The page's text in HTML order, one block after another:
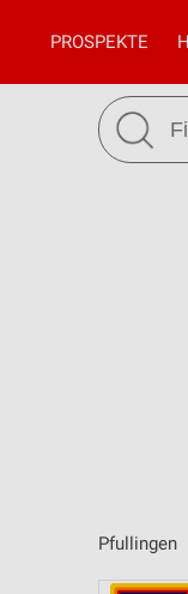
PROSPEKTE
Pfullingen